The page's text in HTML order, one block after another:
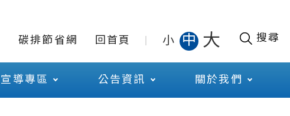
碳排節省網 回首頁 小 中 大 搜尋
宣導專區 公告資訊 關於我們